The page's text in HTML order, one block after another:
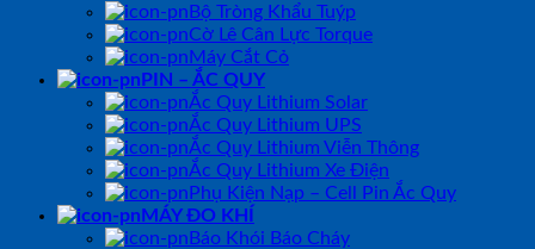
Bộ Tròng Khẩu Tuýp
Cờ Lê Cân Lực Torque
Máy Cắt Cỏ
PIN – ẮC QUY
Ắc Quy Lithium Solar
Ắc Quy Lithium UPS
Ắc Quy Lithium Viễn Thông
Ắc Quy Lithium Xe Điện
Phụ Kiện Nạp – Cell Pin Ắc Quy
MÁY ĐO KHÍ
Báo Khói Báo Cháy